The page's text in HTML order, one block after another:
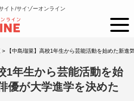
イト/サイゾーオンライン
> 【中島瑠菜】高校1年生から芸能活動を始めた新進
1年生から芸能活動を始
優が大学進学を決めた